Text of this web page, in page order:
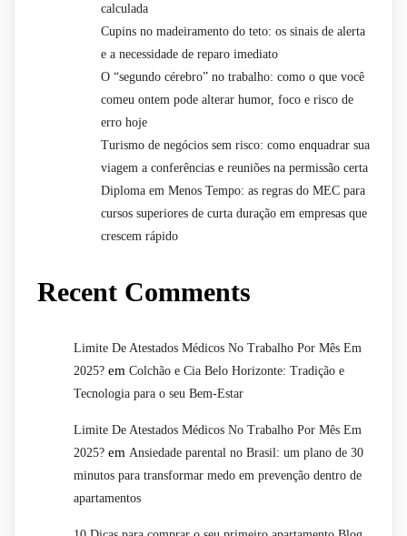
calculada
Cupins no madeiramento do teto: os sinais de alerta
e a necessidade de reparo imediato
O “segundo cérebro” no trabalho: como o que você
comeu ontem pode alterar humor, foco e risco de
erro hoje
Turismo de negócios sem risco: como enquadrar sua
viagem a conferências e reuniões na permissão certa
Diploma em Menos Tempo: as regras do MEC para
cursos superiores de curta duração em empresas que
crescem rápido
Recent Comments
Limite De Atestados Médicos No Trabalho Por Mês Em
2025? em Colchão e Cia Belo Horizonte: Tradição e
Tecnologia para o seu Bem-Estar
Limite De Atestados Médicos No Trabalho Por Mês Em
2025? em Ansiedade parental no Brasil: um plano de 30
minutos para transformar medo em prevenção dentro de
apartamentos